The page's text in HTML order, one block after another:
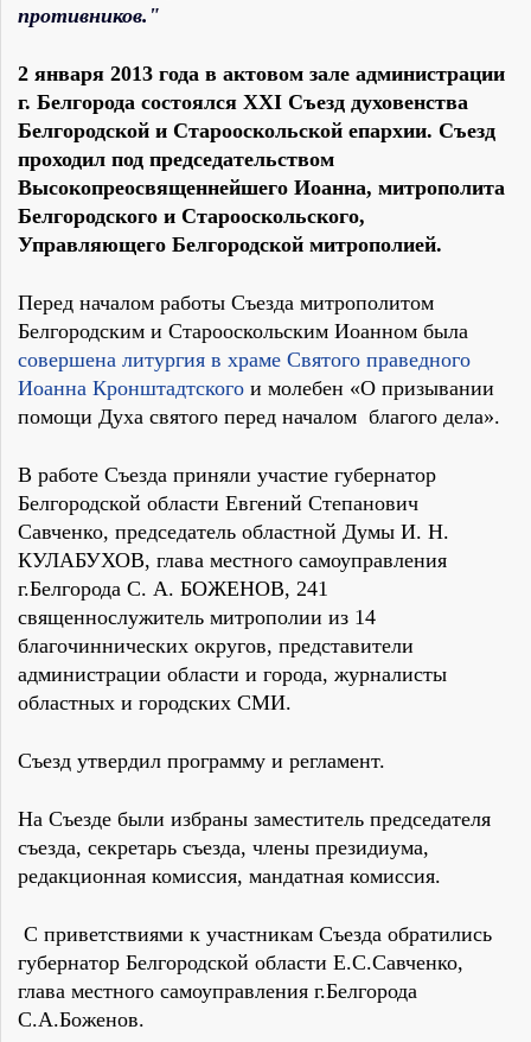
противников."
2 января 2013 года в актовом зале администрации
г. Белгорода состоялся XXI Съезд духовенства
Белгородской и Старооскольской епархии. Съезд
проходил под председательством
Высокопреосвященнейшего Иоанна, митрополита
Белгородского и Старооскольского,
Управляющего Белгородской митрополией.
Перед началом работы Съезда митрополитом
Белгородским и Старооскольским Иоанном была
совершена литургия в храме Святого праведного
Иоанна Кронштадтского и молебен «О призывании
помощи Духа святого перед началом благого дела».
В работе Съезда приняли участие губернатор
Белгородской области Евгений Степанович
Савченко, председатель областной Думы И. Н.
КУЛАБУХОВ, глава местного самоуправления
г.Белгорода С. А. БОЖЕНОВ, 241
священнослужитель митрополии из 14
благочиннических округов, представители
администрации области и города, журналисты
областных и городских СМИ.
Съезд утвердил программу и регламент.
На Съезде были избраны заместитель председателя
съезда, секретарь съезда, члены президиума,
редакционная комиссия, мандатная комиссия.
С приветствиями к участникам Съезда обратились
губернатор Белгородской области Е.С.Савченко,
глава местного самоуправления г.Белгорода
С.А.Боженов.